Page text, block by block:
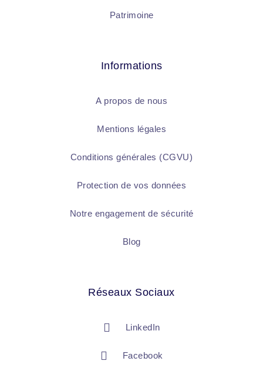
Patrimoine
Informations
A propos de nous
Mentions légales
Conditions générales (CGVU)
Protection de vos données
Notre engagement de sécurité
Blog
Réseaux Sociaux
LinkedIn
Facebook